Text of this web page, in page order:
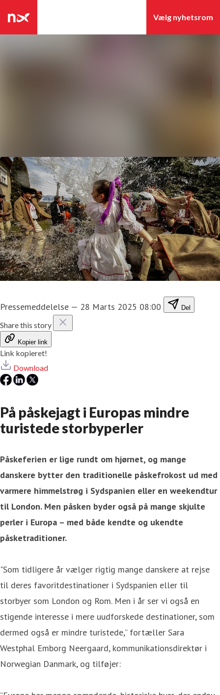
Pressemeddelelse — 28 Marts 2025 08:00 Del
Share this story
Kopier link
Link kopieret!
Download
På påskejagt i Europas mindre
turistede storbyperler
Påskeferien er lige rundt om hjørnet, og mange
danskere bytter den traditionelle påskefrokost ud med
varmere himmelstrøg i Sydspanien eller en weekendtur
til London. Men påsken byder også på mange skjulte
perler i Europa – med både kendte og ukendte
påsketraditioner.
"Som tidligere år vælger rigtig mange danskere at rejse
til deres favoritdestinationer i Sydspanien eller til
storbyer som London og Rom. Men i år ser vi også en
stigende interesse i mere uudforskede destinationer, som
dermed også er mindre turistede,” fortæller Sara
Westphal Emborg Neergaard, kommunikationsdirektør i
Norwegian Danmark, og tilføjer: